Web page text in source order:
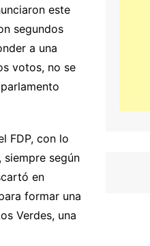
este
segundos
a una
votos, no se
FDP, con lo
según
en
formar una
Verdes, una